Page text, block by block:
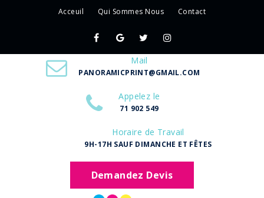
Acceuil Qui Sommes Nous Contact
Mail
PANORAMICPRINT@GMAIL.COM
Appelez le
71 902 549
Horaire de Travail
9H-17H SAUF DIMANCHE ET FÊTES
Demandez Devis